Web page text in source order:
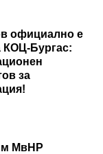
официално е
КОЦ-Бургас:
за
МвНР